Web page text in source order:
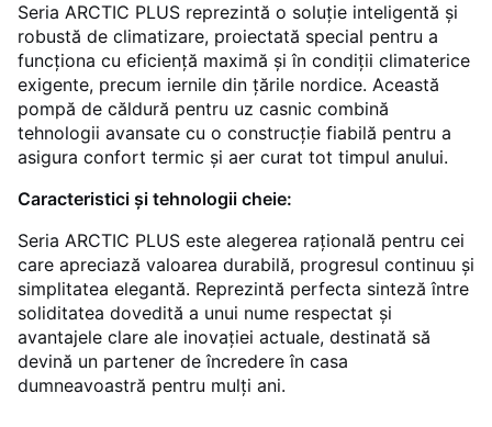
Seria ARCTIC PLUS reprezintă o soluție inteligentă și
robustă de climatizare, proiectată special pentru a
funcționa cu eficiență maximă și în condiții climaterice
exigente, precum iernile din țările nordice. Această
pompă de căldură pentru uz casnic combină
tehnologii avansate cu o construcție fiabilă pentru a
asigura confort termic și aer curat tot timpul anului.
Caracteristici și tehnologii cheie:
Seria ARCTIC PLUS este alegerea rațională pentru cei
care apreciază valoarea durabilă, progresul continuu și
simplitatea elegantă. Reprezintă perfecta sinteză între
soliditatea dovedită a unui nume respectat și
avantajele clare ale inovației actuale, destinată să
devină un partener de încredere în casa
dumneavoastră pentru mulți ani.